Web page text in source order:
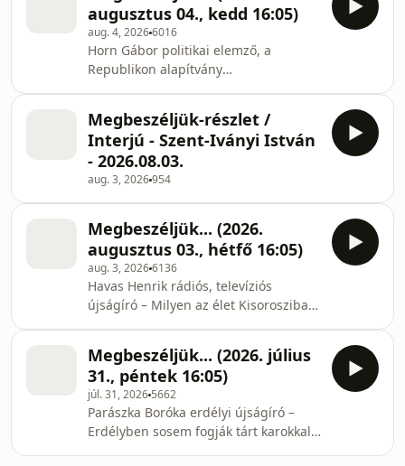
augusztus 04., kedd 16:05)
aug. 4, 20266016
Horn Gábor politikai elemző, a
Republikon alapítvány
Transparency International ügyvezető
igazgatója – Zuglói ingatlanos ügy
Gajzágó József,
az aHang kampányfelelőse – Tegnap
éjfélkor lezárult az aHang
köztársasági elnök jelölős szavazása
Megbeszéljük-részlet /
Interjú - Szent-Iványi István
- 2026.08.03.
aug. 3, 2026954
Megbeszéljük... (2026.
augusztus 03., hétfő 16:05)
aug. 3, 20266136
Havas Henrik rádiós, televíziós
újságíró – Milyen az élet Kisorosziban
külügyi államtitkár, egykori EP-
képviselő, volt szlovéniai magyar
nagykövet, a Connect Europe elnöke –
Vezetőváltás a Magyar Külügyi
Intézetben Papp Gergő politológus –
Hogyan kommunikálja Magyar Péter a
Megbeszéljük... (2026. július
31., péntek 16:05)
júl. 31, 2026 5662
Parászka Boróka erdélyi újságíró –
Erdélyben sosem fogják tárt karokkal